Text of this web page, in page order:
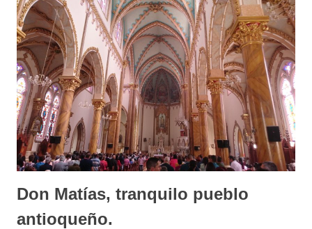
Don Matías, tranquilo pueblo
antioqueño.